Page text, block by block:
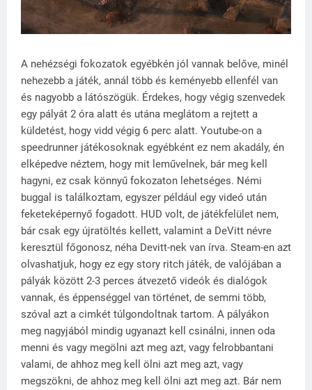
A nehézségi fokozatok egyébkén jól vannak belőve, minél
nehezebb a játék, annál több és keményebb ellenfél van
és nagyobb a látószögük. Érdekes, hogy végig szenvedek
egy pályát 2 óra alatt és utána meglátom a rejtett a
küldetést, hogy vidd végig 6 perc alatt. Youtube-on a
speedrunner játékosoknak egyébként ez nem akadály, én
elképedve néztem, hogy mit leművelnek, bár meg kell
hagyni, ez csak könnyű fokozaton lehetséges. Némi
buggal is találkoztam, egyszer például egy videó után
feketeképernyő fogadott. HUD volt, de játékfelület nem,
bár csak egy újratöltés kellett, valamint a DeVitt névre
keresztül főgonosz, néha Devitt-nek van írva. Steam-en azt
olvashatjuk, hogy ez egy story ritch játék, de valójában a
pályák között 2-3 perces átvezető videók és dialógok
vannak, és éppenséggel van történet, de semmi több,
szóval azt a cimkét túlgondoltnak tartom. A pályákon
meg nagyjából mindig ugyanazt kell csinálni, innen oda
menni és vagy megölni azt meg azt, vagy felrobbantani
valami, de ahhoz meg kell ölni azt meg azt, vagy
megszökni, de ahhoz meg kell ölni azt meg azt. Bár nem